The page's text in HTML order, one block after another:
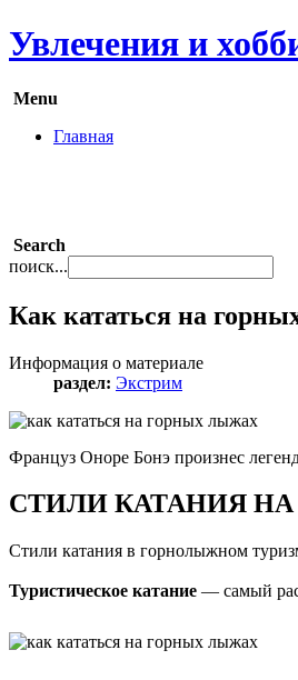
Увлечения и
Menu
Главная
Search
поиск...
Как кататься на
Информация о материале
раздел: Экстрим
Француз Оноре Бонэ произнес
СТИЛИ КАТАНИЯ
Стили катания в горнолыжном
Туристическое катание — самый